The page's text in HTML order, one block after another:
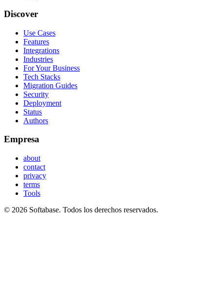
Discover
Use Cases
Features
Integrations
Industries
For Your Business
Tech Stacks
Migration Guides
Security
Deployment
Status
Authors
Empresa
about
contact
privacy
terms
Tools
© 2026 Softabase. Todos los derechos reservados.